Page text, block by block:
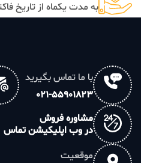
به مدت یکماه از تاریخ
با ما تماس بگیرید
021-55901823
مشاوره فروش
در وب اپلیکیشن تماس
موقعیت